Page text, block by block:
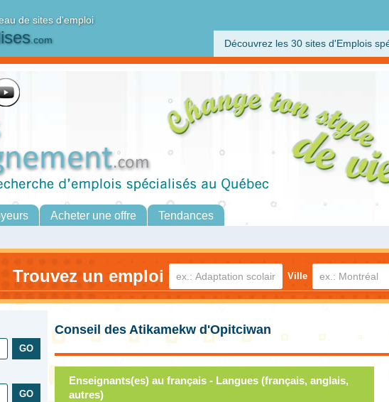
de sites d'emploi
.com Découvrez les 30 sites d'Emplois
Acheter une offre Tendances
Trouvez un emploi Ville
Conseil des Atikamekw d'Opitciwan
Enseignants(es) au français - Langues (français, anglais,
autres)